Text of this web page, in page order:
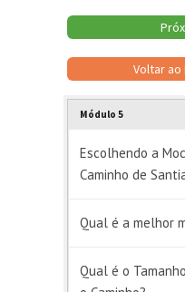
Voltar ao
Módulo 5
Escolhendo a
Caminho de
Qual é a melhor
Qual é o